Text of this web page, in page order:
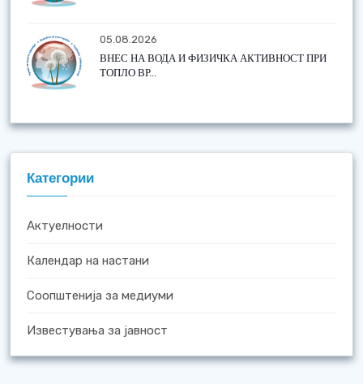
05.08.2026
ВНЕС НА ВОДА И ФИЗИЧКА АКТИВНОСТ ПРИ
ТОПЛО ВР...
Категории
Актуелности
Календар на настани
Соопштенија за медиуми
Известувања за јавност